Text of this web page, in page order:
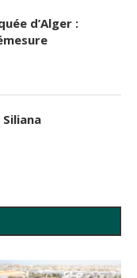
d’Alger :